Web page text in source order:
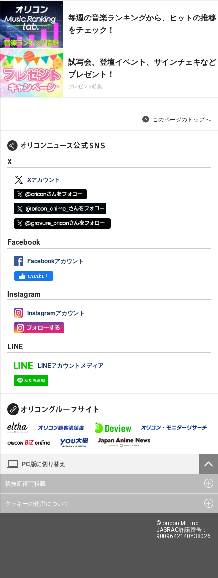
毎週の音楽ランキングから、ヒットの推移
をチェック！
試写会、登壇イベント、サインチェキなど
プレゼント！
プレゼント特集
このページのトップへ
X
Xアカウント
Facebook
Facebookアカウント
Instagram
Instagramアカウント
LINE
LINEアカウントメディア
PC版に切り替え
禁無断複写転載
クッキーの使用について
© oricon ME inc.
JASRAC許諾番号：
9009642140Y38026